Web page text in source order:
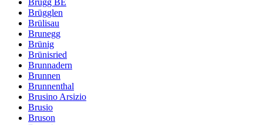
Brügglen
Brülisau
Brunegg
Brünig
Brünisried
Brunnadern
Brunnen
Brunnenthal
Brusino Arsizio
Brusio
Bruson